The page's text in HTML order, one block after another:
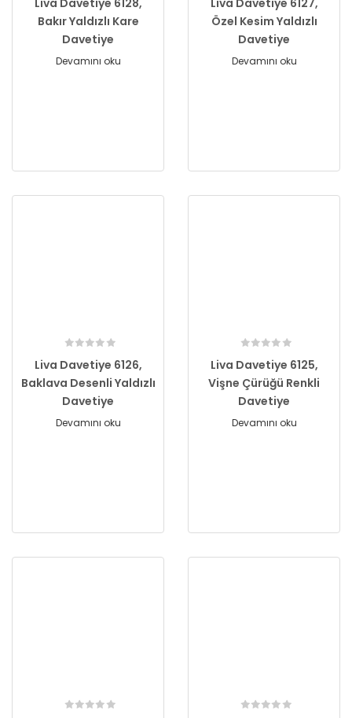
Liva Davetiye 6128,
Bakır Yaldızlı Kare
Davetiye
Devamını oku
Liva Davetiye 6127,
Özel Kesim Yaldızlı
Davetiye
Devamını oku
Liva Davetiye 6126,
Baklava Desenli Yaldızlı
Davetiye
Devamını oku
Liva Davetiye 6125,
Vişne Çürüğü Renkli
Davetiye
Devamını oku